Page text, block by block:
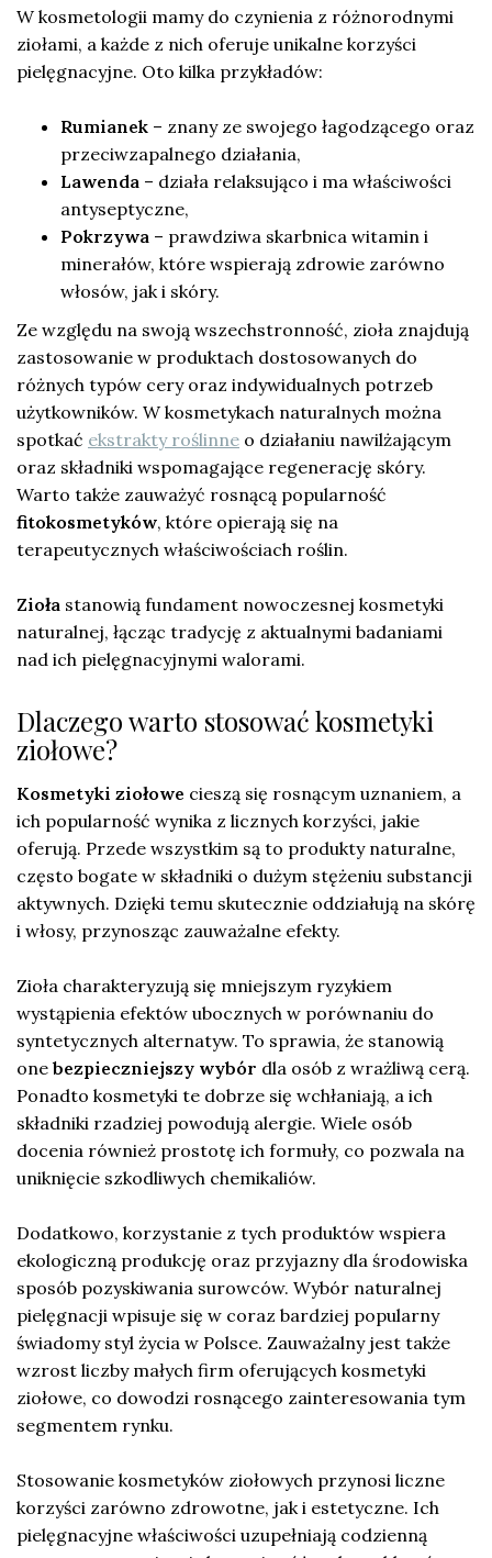
W kosmetologii mamy do czynienia z różnorodnymi
ziołami, a każde z nich oferuje unikalne korzyści
pielęgnacyjne. Oto kilka przykładów:
Rumianek – znany ze swojego łagodzącego oraz
przeciwzapalnego działania,
Lawenda – działa relaksująco i ma właściwości
antyseptyczne,
Pokrzywa – prawdziwa skarbnica witamin i
minerałów, które wspierają zdrowie zarówno
włosów, jak i skóry.
Ze względu na swoją wszechstronność, zioła znajdują
zastosowanie w produktach dostosowanych do
różnych typów cery oraz indywidualnych potrzeb
użytkowników. W kosmetykach naturalnych można
spotkać ekstrakty roślinne o działaniu nawilżającym
oraz składniki wspomagające regenerację skóry.
Warto także zauważyć rosnącą popularność
fitokosmetyków, które opierają się na
terapeutycznych właściwościach roślin.
Zioła stanowią fundament nowoczesnej kosmetyki
naturalnej, łącząc tradycję z aktualnymi badaniami
nad ich pielęgnacyjnymi walorami.
Dlaczego warto stosować kosmetyki
ziołowe?
Kosmetyki ziołowe cieszą się rosnącym uznaniem, a
ich popularność wynika z licznych korzyści, jakie
oferują. Przede wszystkim są to produkty naturalne,
często bogate w składniki o dużym stężeniu substancji
aktywnych. Dzięki temu skutecznie oddziałują na skórę
i włosy, przynosząc zauważalne efekty.
Zioła charakteryzują się mniejszym ryzykiem
wystąpienia efektów ubocznych w porównaniu do
syntetycznych alternatyw. To sprawia, że stanowią
one bezpieczniejszy wybór dla osób z wrażliwą cerą.
Ponadto kosmetyki te dobrze się wchłaniają, a ich
składniki rzadziej powodują alergie. Wiele osób
docenia również prostotę ich formuły, co pozwala na
uniknięcie szkodliwych chemikaliów.
Dodatkowo, korzystanie z tych produktów wspiera
ekologiczną produkcję oraz przyjazny dla środowiska
sposób pozyskiwania surowców. Wybór naturalnej
pielęgnacji wpisuje się w coraz bardziej popularny
świadomy styl życia w Polsce. Zauważalny jest także
wzrost liczby małych firm oferujących kosmetyki
ziołowe, co dowodzi rosnącego zainteresowania tym
segmentem rynku.
Stosowanie kosmetyków ziołowych przynosi liczne
korzyści zarówno zdrowotne, jak i estetyczne. Ich
pielęgnacyjne właściwości uzupełniają codzienną